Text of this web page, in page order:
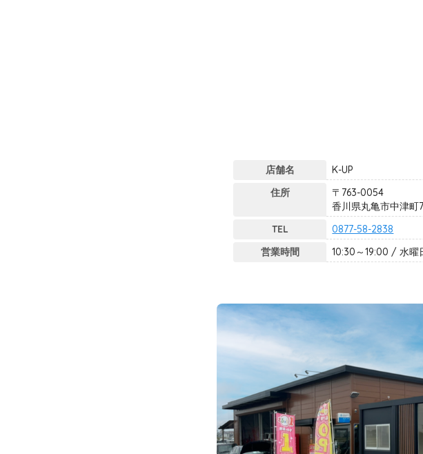
店舗名
K-UP
住所
〒763-0054
香川県丸亀市中津町
TEL
0877-58-2838
営業時間
10:30～19:00 / 水曜